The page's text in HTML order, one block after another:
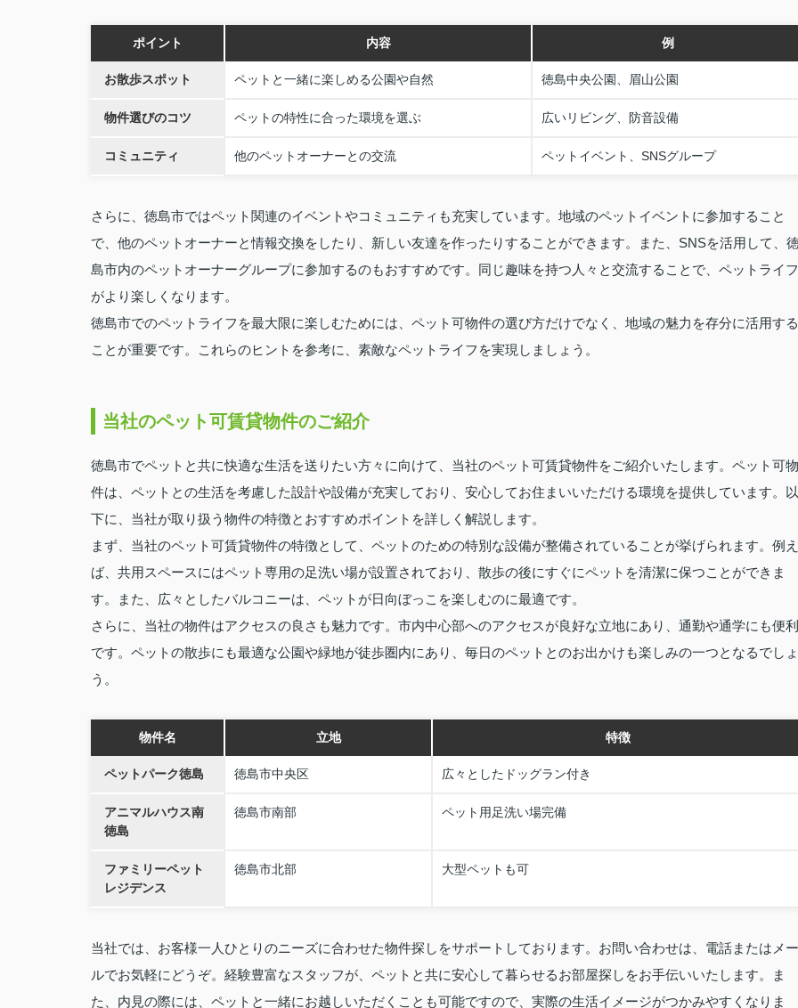
ポイント 内容 例
お散歩スポット ペットと一緒に楽しめる公園や自然 徳島中央公園、眉山公園
物件選びのコツ ペットの特性に合った環境を選ぶ 広いリビング、防音設備
コミュニティ 他のペットオーナーとの交流 ペットイベント、SNSグループ
さらに、徳島市ではペット関連のイベントやコミュニティも充実しています。地域のペットイベントに参加すること
で、他のペットオーナーと情報交換をしたり、新しい友達を作ったりすることができます。また、SNSを活用して、
島市内のペットオーナーグループに参加するのもおすすめです。同じ趣味を持つ人々と交流することで、ペットライフ
がより楽しくなります。
徳島市でのペットライフを最大限に楽しむためには、ペット可物件の選び方だけでなく、地域の魅力を存分に活用する
ことが重要です。これらのヒントを参考に、素敵なペットライフを実現しましょう。
当社のペット可賃貸物件のご紹介
徳島市でペットと共に快適な生活を送りたい方々に向けて、当社のペット可賃貸物件をご紹介いたします。ペット可物
件は、ペットとの生活を考慮した設計や設備が充実しており、安心してお住まいいただける環境を提供しています。以
下に、当社が取り扱う物件の特徴とおすすめポイントを詳しく解説します。
まず、当社のペット可賃貸物件の特徴として、ペットのための特別な設備が整備されていることが挙げられます。例え
ば、共用スペースにはペット専用の足洗い場が設置されており、散歩の後にすぐにペットを清潔に保つことができま
す。また、広々としたバルコニーは、ペットが日向ぼっこを楽しむのに最適です。
さらに、当社の物件はアクセスの良さも魅力です。市内中心部へのアクセスが良好な立地にあり、通勤や通学にも便利
です。ペットの散歩にも最適な公園や緑地が徒歩圏内にあり、毎日のペットとのお出かけも楽しみの一つとなるでしょ
う。
物件名 立地 特徴
ペットパーク徳島 徳島市中央区 広々としたドッグラン付き
アニマルハウス南
徳島
徳島市南部 ペット用足洗い場完備
ファミリーペット
レジデンス
徳島市北部 大型ペットも可
当社では、お客様一人ひとりのニーズに合わせた物件探しをサポートしております。お問い合わせは、電話またはメー
ルでお気軽にどうぞ。経験豊富なスタッフが、ペットと共に安心して暮らせるお部屋探しをお手伝いいたします。ま
た、内見の際には、ペットと一緒にお越しいただくことも可能ですので、実際の生活イメージがつかみやすくなりま